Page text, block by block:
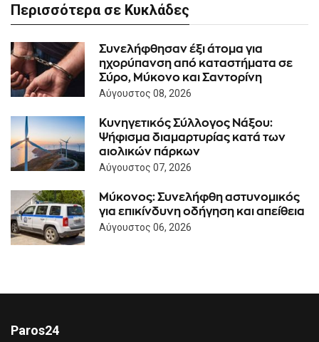
Περισσότερα σε Κυκλάδες
Συνελήφθησαν έξι άτομα για
ηχορύπανση από καταστήματα σε
Σύρο, Μύκονο και Σαντορίνη
Αύγουστος 08, 2026
Κυνηγετικός Σύλλογος Νάξου:
Ψήφισμα διαμαρτυρίας κατά των
αιολικών πάρκων
Αύγουστος 07, 2026
Μύκονος: Συνελήφθη αστυνομικός
για επικίνδυνη οδήγηση και απείθεια
Αύγουστος 06, 2026
Paros24